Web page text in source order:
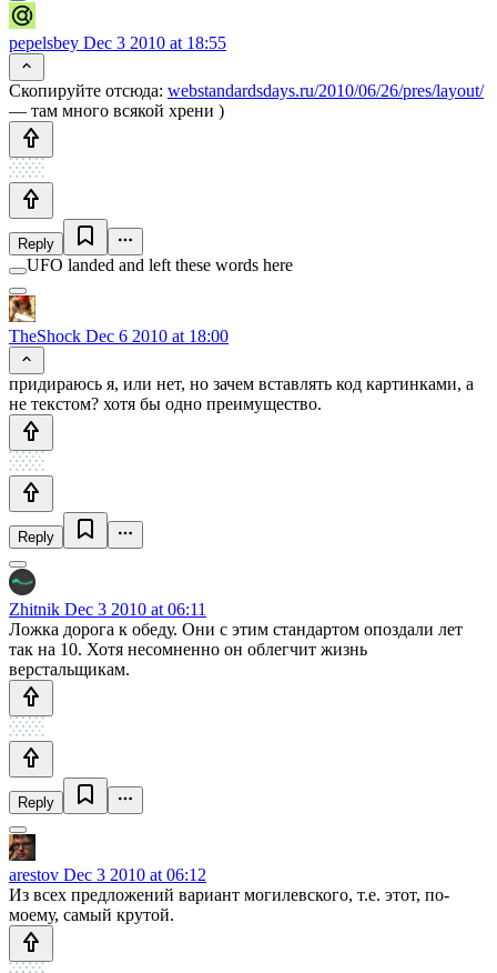
pepelsbey Dec 3 2010 at 18:55
Скопируйте отсюда: webstandardsdays.ru/2010/06/26/pres/layout/
— там много всякой хрени )
Reply
UFO landed and left these words here
TheShock Dec 6 2010 at 18:00
придираюсь я, или нет, но зачем вставлять код картинками, а
не текстом? хотя бы одно преимущество.
Reply
Zhitnik Dec 3 2010 at 06:11
Ложка дорога к обеду. Они с этим стандартом опоздали лет
так на 10. Хотя несомненно он облегчит жизнь
верстальщикам.
Reply
arestov Dec 3 2010 at 06:12
Из всех предложений вариант могилевского, т.е. этот, по-
моему, самый крутой.